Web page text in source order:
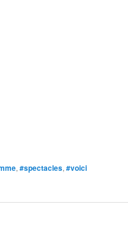
, #spectacles, #voici